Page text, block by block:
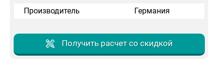
Производитель
Германия
Получить расчет со скидкой